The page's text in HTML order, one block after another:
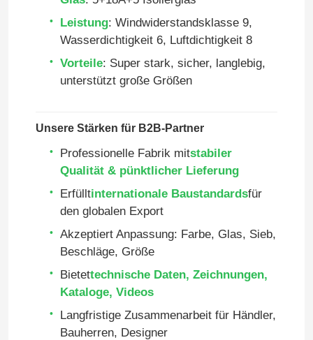
Videos
Leistung: Windwiderstandsklasse 9,
Wasserdichtigkeit 6, Luftdichtigkeit 8
Vorteile: Super stark, sicher, langlebig,
unterstützt große Größen
Unsere Stärken für B2B-Partner
Professionelle Fabrik mitstabiler
Qualität & pünktlicher Lieferung
Erfülltinternationale Baustandardsfür
den globalen Export
Akzeptiert Anpassung: Farbe, Glas, Sieb,
Beschläge, Größe
Bietettechnische Daten, Zeichnungen,
Kataloge, Videos
Langfristige Zusammenarbeit für Händler,
Bauherren, Designer